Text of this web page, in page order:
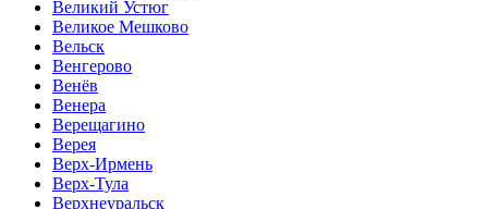
Великий Устюг
Великое Мешково
Вельск
Венгерово
Венёв
Венера
Верещагино
Верея
Верх-Ирмень
Верх-Тула
Верхнеуральск